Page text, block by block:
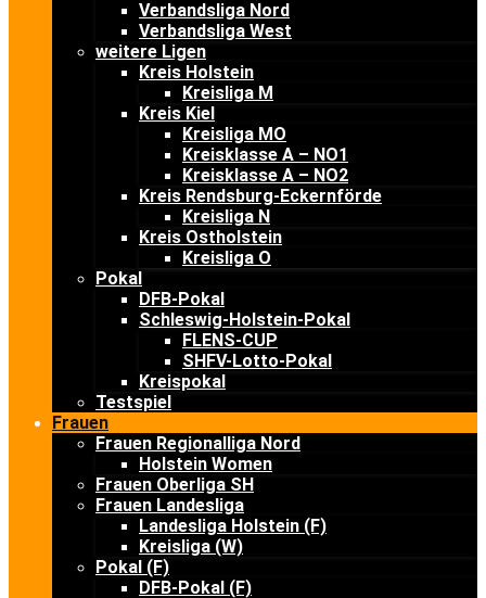
Verbandsliga Nord
Verbandsliga West
weitere Ligen
Kreis Holstein
Kreisliga M
Kreis Kiel
Kreisliga MO
Kreisklasse A – NO1
Kreisklasse A – NO2
Kreis Rendsburg-Eckernförde
Kreisliga N
Kreis Ostholstein
Kreisliga O
Pokal
DFB-Pokal
Schleswig-Holstein-Pokal
FLENS-CUP
SHFV-Lotto-Pokal
Kreispokal
Testspiel
Frauen
Frauen Regionalliga Nord
Holstein Women
Frauen Oberliga SH
Frauen Landesliga
Landesliga Holstein (F)
Kreisliga (W)
Pokal (F)
DFB-Pokal (F)